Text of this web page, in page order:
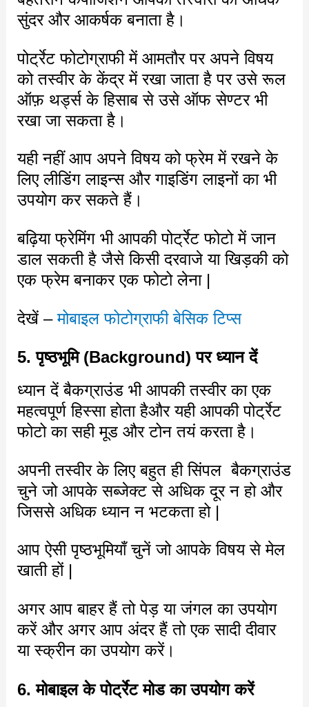
सुंदर और आकर्षक बनाता है।
पोर्ट्रेट फोटोग्राफी में आमतौर पर अपने विषय
को तस्वीर के केंद्र में रखा जाता है पर उसे रूल
ऑफ़ थर्ड्स के हिसाब से उसे ऑफ सेण्टर भी
रखा जा सकता है।
यही नहीं आप अपने विषय को फ्रेम में रखने के
लिए लीडिंग लाइन्स और गाइडिंग लाइनों का भी
उपयोग कर सकते हैं।
बढ़िया फ्रेमिंग भी आपकी पोर्ट्रेट फोटो में जान
डाल सकती है जैसे किसी दरवाजे या खिड़की को
एक फ्रेम बनाकर एक फोटो लेना |
देखें –मोबाइल फोटोग्राफी बेसिक टिप्स
5. पृष्ठभूमि (Background) पर ध्यान दें
ध्यान दें बैकग्राउंड भी आपकी तस्वीर का एक
महत्वपूर्ण हिस्सा होता हैऔर यही आपकी पोर्ट्रेट
फोटो का सही मूड और टोन तयं करता है।
अपनी तस्वीर के लिए बहुत ही सिंपल बैकग्राउंड
चुने जो आपके सब्जेक्ट से अधिक दूर न हो और
जिससे अधिक ध्यान न भटकता हो |
आप ऐसी पृष्ठभूमियाँ चुनें जो आपके विषय से मेल
खाती हों |
अगर आप बाहर हैं तो पेड़ या जंगल का उपयोग
करें और अगर आप अंदर हैं तो एक सादी दीवार
या स्क्रीन का उपयोग करें।
6. मोबाइल के पोर्ट्रेट मोड का उपयोग करें